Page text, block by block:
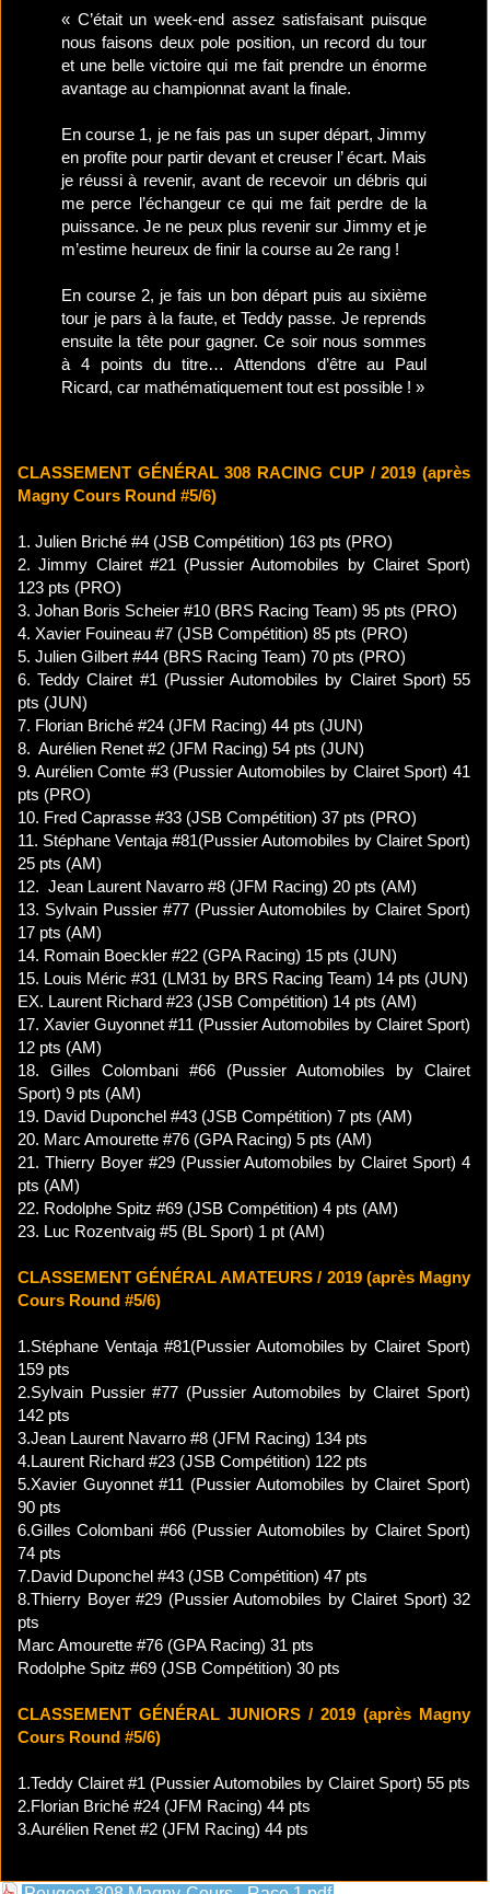
« C’était un week-end assez satisfaisant puisque
nous faisons deux pole position, un record du tour
et une belle victoire qui me fait prendre un énorme
avantage au championnat avant la finale.
En course 1, je ne fais pas un super départ, Jimmy
en profite pour partir devant et creuser l’ écart. Mais
je réussi à revenir, avant de recevoir un débris qui
me perce l’échangeur ce qui me fait perdre de la
puissance. Je ne peux plus revenir sur Jimmy et je
m’estime heureux de finir la course au 2e rang !
En course 2, je fais un bon départ puis au sixième
tour je pars à la faute, et Teddy passe. Je reprends
ensuite la tête pour gagner. Ce soir nous sommes
à 4 points du titre… Attendons d’être au Paul
Ricard, car mathématiquement tout est possible ! »
CLASSEMENT GÉNÉRAL 308 RACING CUP / 2019 (après
Magny Cours Round #5/6)
1. Julien Briché #4 (JSB Compétition) 163 pts (PRO)
2. Jimmy Clairet #21 (Pussier Automobiles by Clairet Sport)
123 pts (PRO)
3. Johan Boris Scheier #10 (BRS Racing Team) 95 pts (PRO)
4. Xavier Fouineau #7 (JSB Compétition) 85 pts (PRO)
5. Julien Gilbert #44 (BRS Racing Team) 70 pts (PRO)
6. Teddy Clairet #1 (Pussier Automobiles by Clairet Sport) 55
pts (JUN)
7. Florian Briché #24 (JFM Racing) 44 pts (JUN)
8. Aurélien Renet #2 (JFM Racing) 54 pts (JUN)
9. Aurélien Comte #3 (Pussier Automobiles by Clairet Sport) 41
pts (PRO)
10. Fred Caprasse #33 (JSB Compétition) 37 pts (PRO)
11. Stéphane Ventaja #81(Pussier Automobiles by Clairet Sport)
25 pts (AM)
12. Jean Laurent Navarro #8 (JFM Racing) 20 pts (AM)
13. Sylvain Pussier #77 (Pussier Automobiles by Clairet Sport)
17 pts (AM)
14. Romain Boeckler #22 (GPA Racing) 15 pts (JUN)
15. Louis Méric #31 (LM31 by BRS Racing Team) 14 pts (JUN)
EX. Laurent Richard #23 (JSB Compétition) 14 pts (AM)
17. Xavier Guyonnet #11 (Pussier Automobiles by Clairet Sport)
12 pts (AM)
18. Gilles Colombani #66 (Pussier Automobiles by Clairet
Sport) 9 pts (AM)
19. David Duponchel #43 (JSB Compétition) 7 pts (AM)
20. Marc Amourette #76 (GPA Racing) 5 pts (AM)
21. Thierry Boyer #29 (Pussier Automobiles by Clairet Sport) 4
pts (AM)
22. Rodolphe Spitz #69 (JSB Compétition) 4 pts (AM)
23. Luc Rozentvaig #5 (BL Sport) 1 pt (AM)
CLASSEMENT GÉNÉRAL AMATEURS / 2019 (après Magny
Cours Round #5/6)
1.Stéphane Ventaja #81(Pussier Automobiles by Clairet Sport)
159 pts
2.Sylvain Pussier #77 (Pussier Automobiles by Clairet Sport)
142 pts
3.Jean Laurent Navarro #8 (JFM Racing) 134 pts
4.Laurent Richard #23 (JSB Compétition) 122 pts
5.Xavier Guyonnet #11 (Pussier Automobiles by Clairet Sport)
90 pts
6.Gilles Colombani #66 (Pussier Automobiles by Clairet Sport)
74 pts
7.David Duponchel #43 (JSB Compétition) 47 pts
8.Thierry Boyer #29 (Pussier Automobiles by Clairet Sport) 32
pts
Marc Amourette #76 (GPA Racing) 31 pts
Rodolphe Spitz #69 (JSB Compétition) 30 pts
CLASSEMENT GÉNÉRAL JUNIORS / 2019 (après Magny
Cours Round #5/6)
1.Teddy Clairet #1 (Pussier Automobiles by Clairet Sport) 55 pts
2.Florian Briché #24 (JFM Racing) 44 pts
3.Aurélien Renet #2 (JFM Racing) 44 pts